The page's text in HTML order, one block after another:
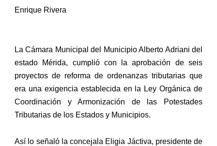
Enrique Rivera
La Cámara Municipal del Municipio Alberto Adriani del
estado Mérida, cumplió con la aprobación de seis
proyectos de reforma de ordenanzas tributarias que
era una exigencia establecida en la Ley Orgánica de
Coordinación y Armonización de las Potestades
Tributarias de los Estados y Municipios.
Así lo señaló la concejala Eligia Jáctiva, presidente de